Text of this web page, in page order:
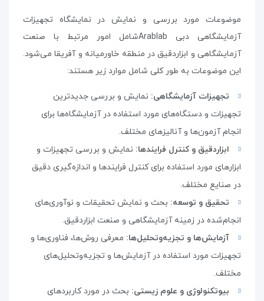
موضوعات مورد بررسی و نمایش در نمایشگاه تجهیزات
آزمایشگاهی دبی Arablabشامل امور مرتبط با صنعت
آزمایشگاهی و ابزاردقیق در منطقه خاورمیانه و آفریقا می‌شود.
این موضوعات به طور کلی شامل موارد زیر هستند:
تجهیزات آزمایشگاهی: نمایش و بررسی جدیدترین
تجهیزات و دستگاه‌های مورد استفاده در آزمایشگاه‌ها برای
انجام آزمون‌ها و آنالیزهای مختلف.
ابزاردقیق و کنترل فرایندها: نمایش و بررسی تجهیزات و
ابزارهای مورد استفاده برای کنترل فرایندها و اندازه‌گیری دقیق
در صنایع مختلف.
تحقیق و توسعه: بحث و نمایش تحقیقات و نوآوری‌های
انجام‌شده در زمینه آزمایشگاهی و صنعت ابزاردقیق.
آزمایش‌ها و تجزیه‌وتحلیل‌ها: معرفی روش‌ها، فناوری‌ها و
تجهیزات مورد استفاده در آزمایش‌ها و تجزیه‌وتحلیل‌های
مختلف.
بیوتکنولوژی و علوم زیستی: بحث در مورد کاربردهای